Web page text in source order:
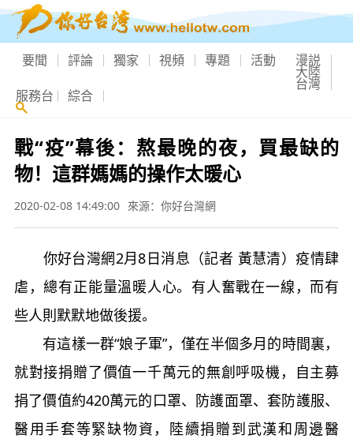
要聞 評論 獨家 視頻 專題 活動 漫説
大陸
台灣
服務台 綜合
戰“疫”幕後：熬最晚的夜，買最缺的
物！這群媽媽的操作太暖心
2020-02-08 14:49:00 來源：你好台灣網
你好台灣網2月8日消息（記者 黃慧清）疫情肆
虐，總有正能量溫暖人心。有人奮戰在一線，而有
些人則默默地做後援。
有這樣一群“娘子軍”，僅在半個多月的時間裏，
就對接捐贈了價值一千萬元的無創呼吸機，自主募
捐了價值約420萬元的口罩、防護面罩、套防護服、
醫用手套等緊缺物資，陸續捐贈到武漢和周邊醫